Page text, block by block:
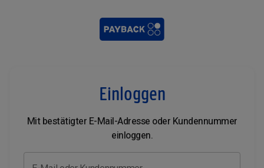
Einloggen
Mit bestätigter E-Mail-Adresse oder Kundennummer
einloggen.